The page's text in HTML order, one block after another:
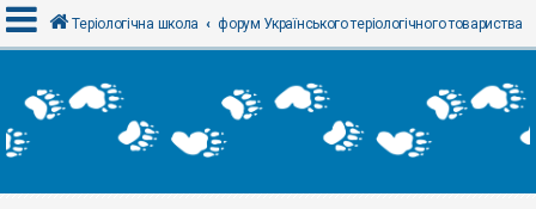
х
і
Теріологічна школа форум Українського теріологічного товариства